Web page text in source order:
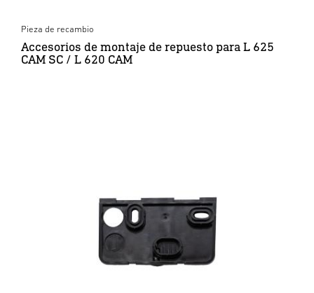
Pieza de recambio
Accesorios de montaje de repuesto para L 625
CAM SC / L 620 CAM